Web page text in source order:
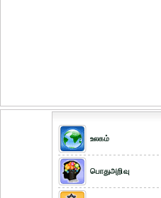
உலகம்
பொதுஅறிவு